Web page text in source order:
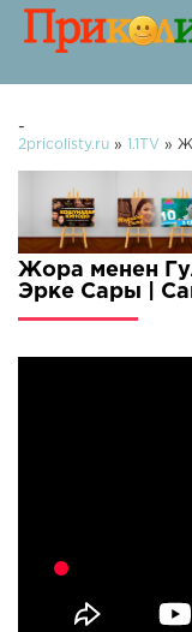
-
2pricolisty.ru » 1.1TV »
Жора менен
Эрке Сары |